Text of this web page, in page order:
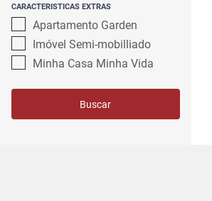
CARACTERISTICAS EXTRAS
Apartamento Garden
Imóvel Semi-mobilliado
Minha Casa Minha Vida
Buscar